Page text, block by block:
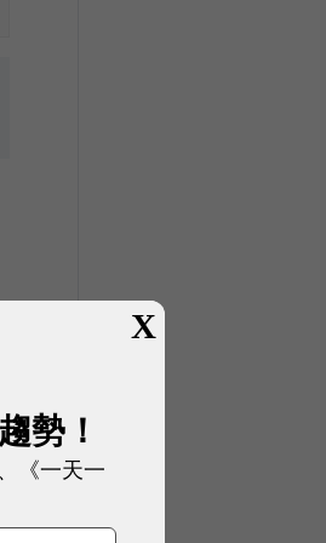
X
勢！
《一天一